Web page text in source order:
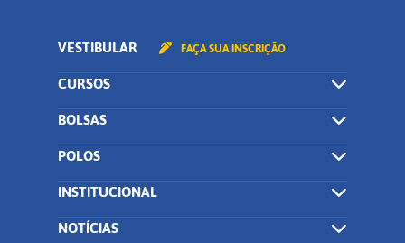
VESTIBULAR FAÇA SUA INSCRIÇÃO
CURSOS
BOLSAS
POLOS
INSTITUCIONAL
NOTÍCIAS